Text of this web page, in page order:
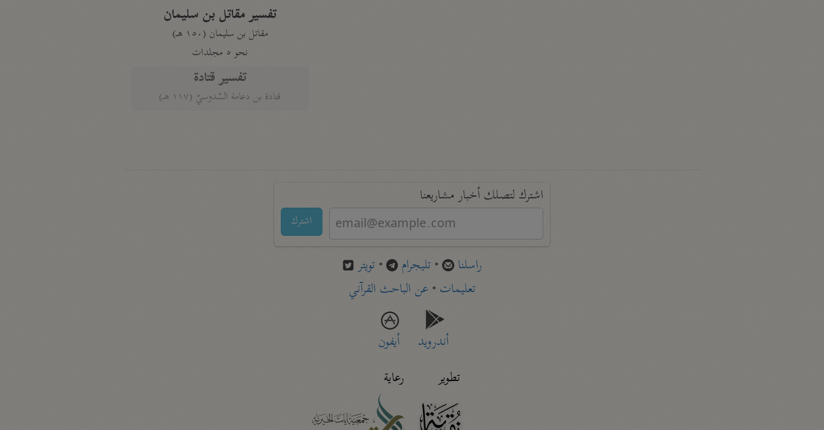
تفسير مقاتل بن سليمان
مقاتل بن سليمان (١٥٠ هـ)
نحو ٥ مجلدات
تفسير قتادة
قتادة بن دعامة السّدوسيّ (١١٧ هـ)
اشترك لتصلك أخبار مشاريعنا
اشترك
راسلنا • تليجرام • تويتر
تعليمات• عن الباحث القرآني
أندرويد
أيفون
تطوير
رعاية